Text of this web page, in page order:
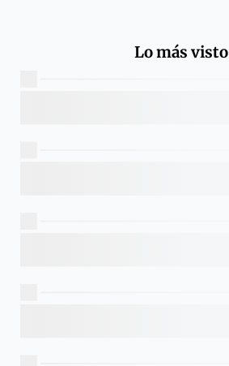
Lo más visto